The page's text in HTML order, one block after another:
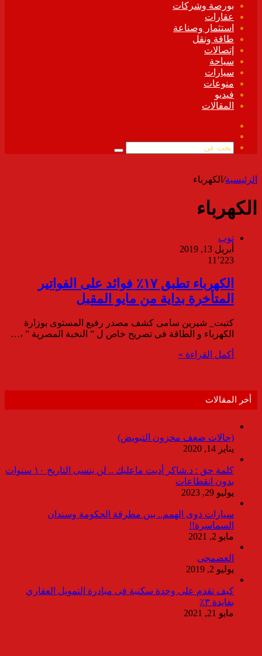
بورصة وشركات
عقارات
استثمار وصناعة
طاقة ونقل
إتصالات
سياحة
سيارات
منوعات
فيديو
المقالات
الموقع
بحث
الرئيسية/ الكهرباء
الكهرباء
توب
أبريل 13, 2019
11٬223
الكهرباء تطبق ١٧٪ فوائد على الفواتير
المتأخرة بداية من مايو المقبل
كتبت_ شيرين سامى كشف مصدر رفيع المستوى بوزارة
الكهرباء و الطاقة فى تصريح خاص ل ” النخبة المصرية ” ،…
أكمل القراءة »
أخر المقالات
(حالات ضعف مخزون التبويض)
يناير 14, 2020
كلمة حق : د.شاكر أديت ماعليك .. لن ينسى التاريخ ١٠ سنوات
بدون انقطاعات
يوليو 29, 2023
سيارات ذوى الهمم.. بين مطرقة الحكومة وسندان
السماسرة!!
مايو 2, 2021
العضمجى
يوليو 2, 2019
كيف تقدم على وحدة سكنية فى مبادرة التمويل العقاري
بفايدة ٣٪
مايو 21, 2021